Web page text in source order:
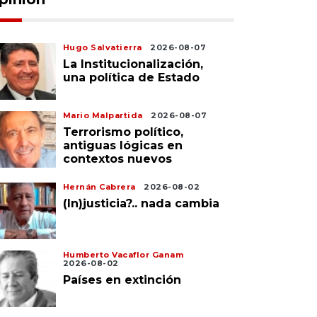
Hugo Salvatierra 2026-08-07
La Institucionalización,
una política de Estado
Mario Malpartida 2026-08-07
Terrorismo político,
antiguas lógicas en
contextos nuevos
Hernán Cabrera 2026-08-02
(In)justicia?.. nada cambia
Humberto Vacaflor Ganam
2026-08-02
Países en extinción